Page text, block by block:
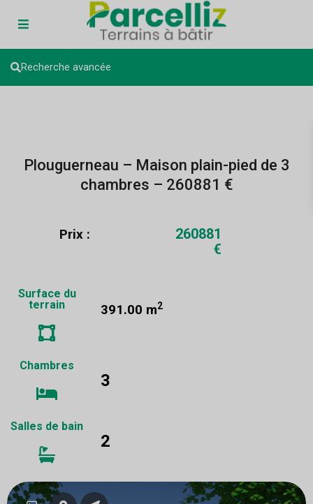
Recherche avancée
Plouguerneau – Maison plain-pied de 3
chambres – 260881 €
Prix :
260881
€
Surface du
terrain
391.00 m2
Chambres
3
Salles de bain
2